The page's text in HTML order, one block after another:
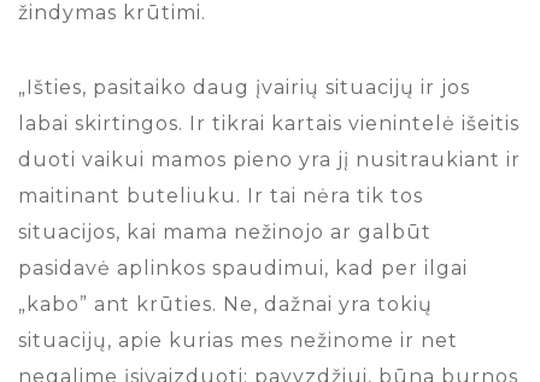
žindymas krūtimi.
„Išties, pasitaiko daug įvairių situacijų ir jos
labai skirtingos. Ir tikrai kartais vienintelė išeitis
duoti vaikui mamos pieno yra jį nusitraukiant ir
maitinant buteliuku. Ir tai nėra tik tos
situacijos, kai mama nežinojo ar galbūt
pasidavė aplinkos spaudimui, kad per ilgai
„kabo” ant krūties. Ne, dažnai yra tokių
situacijų, apie kurias mes nežinome ir net
negalime įsivaizduoti: pavyzdžiui, būna burnos